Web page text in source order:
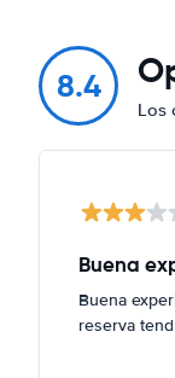
8.4
Los
Buena
Buena
reserva